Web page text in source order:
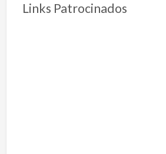
Links Patrocinados